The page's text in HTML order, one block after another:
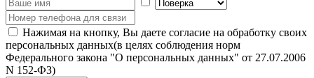
Нажимая на кнопку, Вы даете согласие на обработку своих
персональных данных(в целях соблюдения норм
Федерального закона "О персональных данных" от 27.07.2006
N 152-ФЗ)